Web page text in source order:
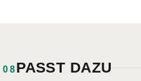
08 PASST DAZU